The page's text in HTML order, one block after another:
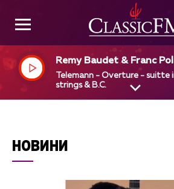
Remy Baudet & Franc
phion, Pieter - Jan
Telemann - Overture -
strings & B.C.
НОВИНИ